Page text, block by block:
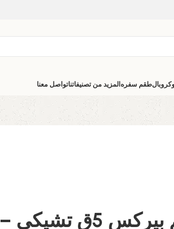
طقم سفره المزيد من تصنيفاتناتواصل معنا
طقم بيركس 5ق تشيكي –